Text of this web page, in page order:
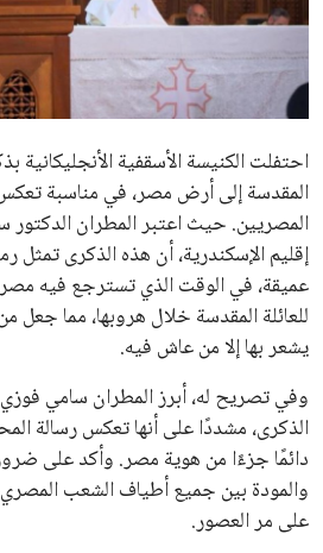
علوم وتكنولوجيا
المرأة والجمال
محافظات
احتفلت الكنيسة الأسقفية الأنجليكانية
المقدسة إلى أرض مصر، في مناسبة
المصريين. حيث اعتبر المطران
إقليم الإسكندرية، أن هذه الذكرى تمثل
عميقة، في الوقت الذي تسترجع فيه مصر
للعائلة المقدسة خلال هروبها، مما جعل
يشعر بها إلا من عاش فيه.
وفي تصريح له، أبرز المطران سامي فوزي
الذكرى، مشددًا على أنها تعكس رسالة
دائمًا جزءًا من هوية مصر. وأكد على
والمودة بين جميع أطياف الشعب
على مر العصور.